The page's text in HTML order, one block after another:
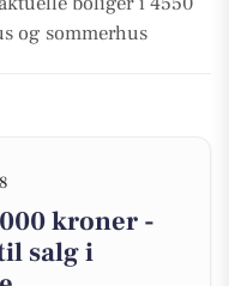
og sommerhus
kroner -
salg i